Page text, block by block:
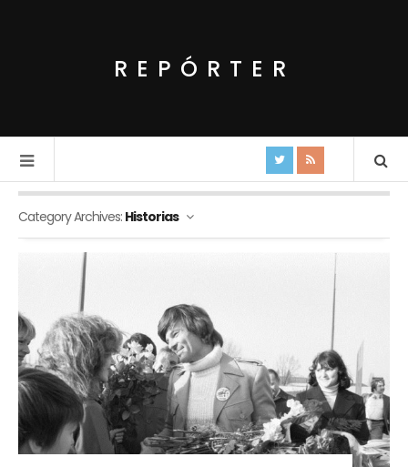
REPÓRTER
Category Archives: Historias